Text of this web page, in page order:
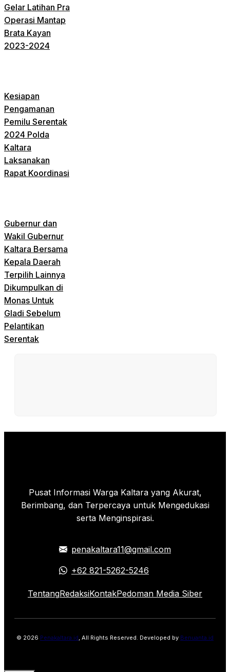
Gelar Latihan Pra
Operasi Mantap
Brata Kayan
2023-2024
Kesiapan
Pengamanan
Pemilu Serentak
2024 Polda
Kaltara
Laksanakan
Rapat Koordinasi
Gubernur dan
Wakil Gubernur
Kaltara Bersama
Kepala Daerah
Terpilih Lainnya
Dikumpulkan di
Monas Untuk
Gladi Sebelum
Pelantikan
Serentak
Pusat Informasi Warga Kaltara yang Akurat,
Berimbang, dan Terpercaya untuk Mengedukasi
serta Menginspirasi.
penakaltara11@gmail.com
+62 821-5262-5246
TentangRedaksiKontakPedoman Media Siber
© 2026 Penakaltara.id , All Rights Reserved. Developed by Benuanta.id